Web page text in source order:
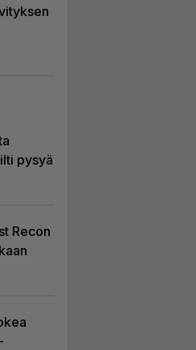
pysyä
Recon